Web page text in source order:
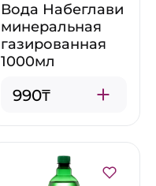
Вода Набеглави
минеральная
газированная
1000мл
990₸